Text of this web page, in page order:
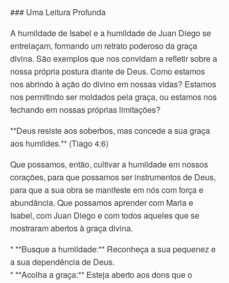
### Uma Leitura Profunda
A humildade de Isabel e a humildade de Juan Diego se
entrelaçam, formando um retrato poderoso da graça
divina. São exemplos que nos convidam a refletir sobre a
nossa própria postura diante de Deus. Como estamos
nos abrindo à ação do divino em nossas vidas? Estamos
nos permitindo ser moldados pela graça, ou estamos nos
fechando em nossas próprias limitações?
**Deus resiste aos soberbos, mas concede a sua graça
aos humildes.** (Tiago 4:6)
Que possamos, então, cultivar a humildade em nossos
corações, para que possamos ser instrumentos de Deus,
para que a sua obra se manifeste em nós com força e
abundância. Que possamos aprender com Maria e
Isabel, com Juan Diego e com todos aqueles que se
mostraram abertos à graça divina.
* **Busque a humildade:** Reconheça a sua pequenez e
a sua dependência de Deus.
* **Acolha a graça:** Esteja aberto aos dons que o